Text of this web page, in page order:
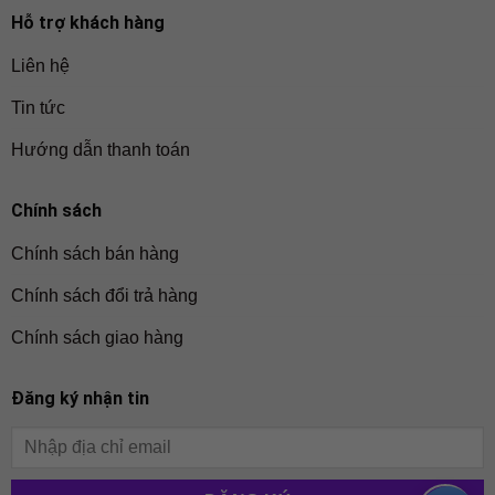
Hỗ trợ khách hàng
Liên hệ
Tin tức
Hướng dẫn thanh toán
Chính sách
Chính sách bán hàng
Chính sách đổi trả hàng
Chính sách giao hàng
Đăng ký nhận tin